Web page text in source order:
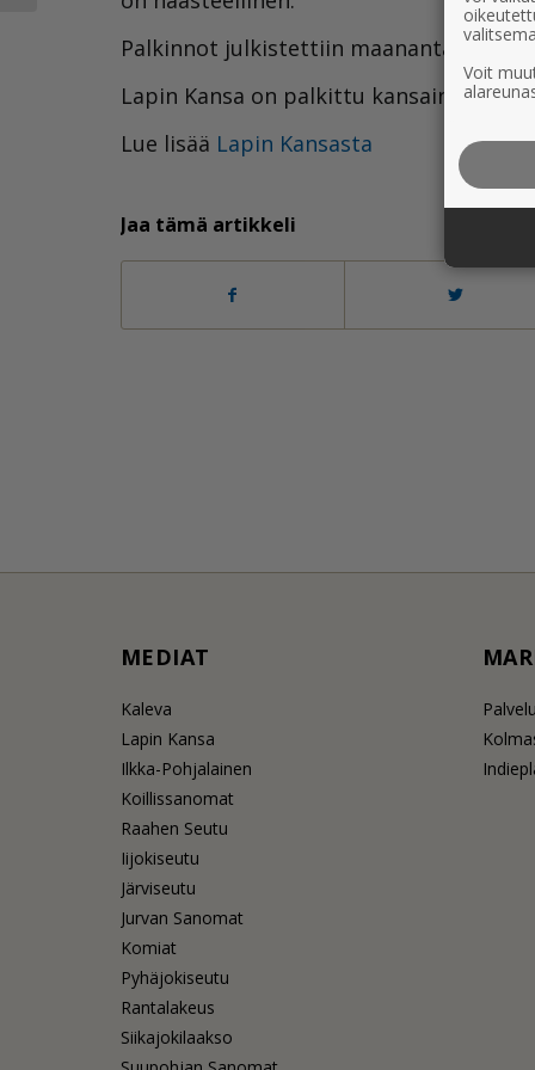
Palkinnot julkistettiin maanantaina.
Lapin Kansa on palkittu
Lue lisää Lapin Kansasta
Jaa tämä artikkeli
MEDIAT
Kaleva
Lapin Kansa
Ilkka-Pohjalainen
Koillissanomat
Raahen Seutu
Iijokiseutu
Järviseutu
Jurvan Sanomat
Komiat
Pyhäjokiseutu
Rantalakeus
Siikajokilaakso
Voit